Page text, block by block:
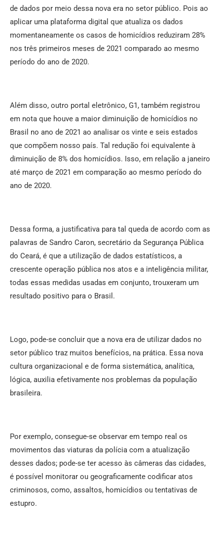
de dados por meio dessa nova era no setor público. Pois ao
aplicar uma plataforma digital que atualiza os dados
momentaneamente os casos de homicídios reduziram 28%
nos três primeiros meses de 2021 comparado ao mesmo
período do ano de 2020.
Além disso, outro portal eletrônico, G1, também registrou
em nota que houve a maior diminuição de homicídios no
Brasil no ano de 2021 ao analisar os vinte e seis estados
que compõem nosso país. Tal redução foi equivalente à
diminuição de 8% dos homicídios. Isso, em relação a janeiro
até março de 2021 em comparação ao mesmo período do
ano de 2020.
Dessa forma, a justificativa para tal queda de acordo com as
palavras de Sandro Caron, secretário da Segurança Pública
do Ceará, é que a utilização de dados estatísticos, a
crescente operação pública nos atos e a inteligência militar,
todas essas medidas usadas em conjunto, trouxeram um
resultado positivo para o Brasil.
Logo, pode-se concluir que a nova era de utilizar dados no
setor público traz muitos benefícios, na prática. Essa nova
cultura organizacional e de forma sistemática, analítica,
lógica, auxilia efetivamente nos problemas da população
brasileira.
Por exemplo, consegue-se observar em tempo real os
movimentos das viaturas da polícia com a atualização
desses dados; pode-se ter acesso às câmeras das cidades,
é possível monitorar ou geograficamente codificar atos
criminosos, como, assaltos, homicídios ou tentativas de
estupro.